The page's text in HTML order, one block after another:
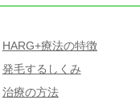
HARG+療法の特徴
発毛するしくみ
治療の方法